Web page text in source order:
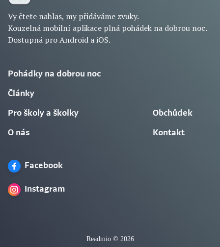
Vy čtete nahlas, my přidáváme zvuky.
Kouzelná mobilní aplikace plná pohádek na dobrou noc.
Dostupná pro Android a iOS.
Pohádky na dobrou noc
Články
Pro školy a školky
O nás
Obchůdek
Kontakt
Facebook
Instagram
Readmio © 2026